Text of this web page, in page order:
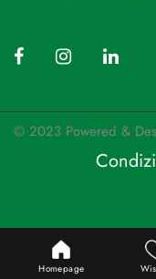
© 2023 Powered &
HomepageDesigned by